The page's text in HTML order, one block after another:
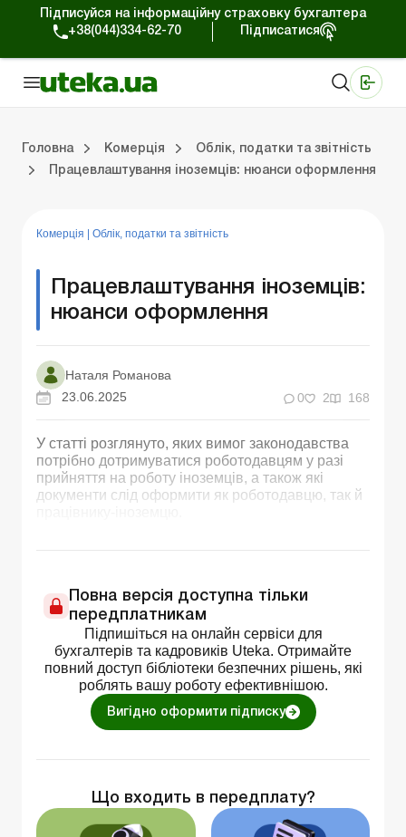
Підписуйся на інформаційну страховку бухгалтера
+38(044)334-62-70
Підписатися
Головна Комерція
Облік, податки та звiтнiсть
Працевлаштування іноземців: нюанси оформлення
Комерція Облік, податки та звiтнiсть
Працевлаштування іноземців:
нюанси оформлення
Наталя Романова
23.06.2025
0 2 168
У статті розглянуто, яких вимог законодавства
потрібно дотримуватися роботодавцям у разі
прийняття на роботу іноземців, а також які
документи слід оформити як роботодавцю, так й
Повна версія доступна тільки
передплатникам
Підпишіться на онлайн сервіси для
бухгалтерів та кадровиків Uteka. Отримайте
повний доступ бібліотеки безпечних рішень, які
роблять вашу роботу ефективнішою.
Вигідно оформити підписку
Що входить в передплату?